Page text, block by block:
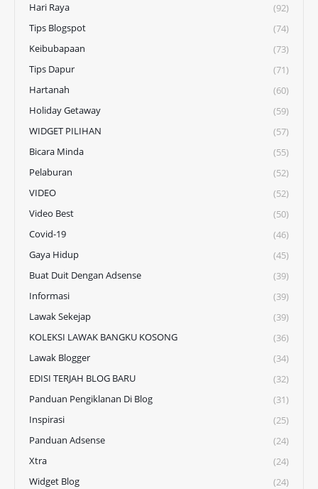
Hari Raya
(92)
Tips Blogspot
(74)
Keibubapaan
(73)
Tips Dapur
(71)
Hartanah
(60)
Holiday Getaway
(59)
WIDGET PILIHAN
(57)
Bicara Minda
(55)
Pelaburan
(52)
VIDEO
(52)
Video Best
(50)
Covid-19
(46)
Gaya Hidup
(45)
Buat Duit Dengan Adsense
(39)
Informasi
(39)
Lawak Sekejap
(39)
KOLEKSI LAWAK BANGKU KOSONG
(36)
Lawak Blogger
(34)
EDISI TERJAH BLOG BARU
(32)
Panduan Pengiklanan Di Blog
(31)
Inspirasi
(25)
Panduan Adsense
(24)
Xtra
(24)
Widget Blog
(24)